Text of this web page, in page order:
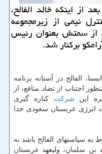
اینكه خالد الفالح،
نیمی از زیرمجموعه
از سمتش بعنوان رئیس
بركنار شد.
الفالح در آستانه برنامه
اجتناب از تضاد منافع، از
این شركت كناره گیری
انرژی عربستان سعودی جدا
به سیاستهای الفالح باشد به
سلمان، ولیعهد عربستان